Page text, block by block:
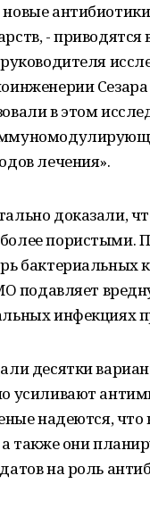
- приводятся
в этом
лечения».
доказали,
пористыми.
бактериальных
подавляет
инфекциях
десятки
усиливают
надеются,
также они
на роль